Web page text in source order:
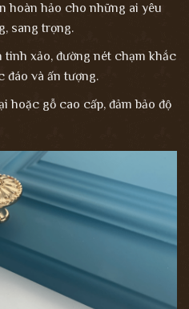
hoàn hảo cho những ai yêu
sang trọng.
tinh xảo, đường nét chạm khắc
đáo và ấn tượng.
hoặc gỗ cao cấp, đảm bảo độ